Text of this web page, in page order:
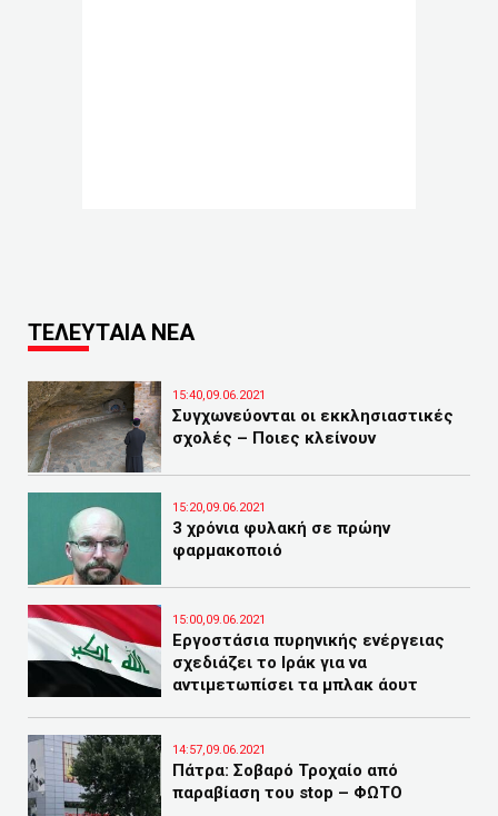
ΤΕΛΕΥΤΑΙΑ ΝΕΑ
15:40,09.06.2021
Συγχωνεύονται οι εκκλησιαστικές
σχολές – Ποιες κλείνουν
15:20,09.06.2021
3 χρόνια φυλακή σε πρώην
φαρμακοποιό
15:00,09.06.2021
Εργοστάσια πυρηνικής ενέργειας
σχεδιάζει το Ιράκ για να
αντιμετωπίσει τα μπλακ άουτ
14:57,09.06.2021
Πάτρα: Σοβαρό Τροχαίο από
παραβίαση του stop – ΦΩΤΟ